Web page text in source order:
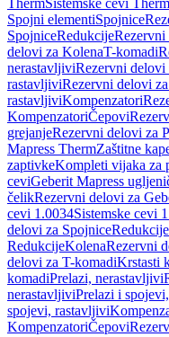
ThermSistemske cevi Therm
Spojni elementiSpojnice
SpojniceRedukcijeRezervni
delovi za KolenaT-komadi
nerastavljiviRezervni delovi
rastavljiviRezervni delovi
rastavljiviKompenzatori
KompenzatoriČepovi
grejanjeRezervni delovi za
Mapress ThermZaštitne
zaptivkeKompleti vijaka za
ceviGeberit Mapress
čelikRezervni delovi za
cevi 1.0034Sistemske cevi
delovi za SpojniceRedukcije
RedukcijeKolenaRezervni
delovi za T-komadiKrstasti
komadiPrelazi, nerastavljivi
nerastavljiviPrelazi i
spojevi, rastavljivi
KompenzatoriČepovi